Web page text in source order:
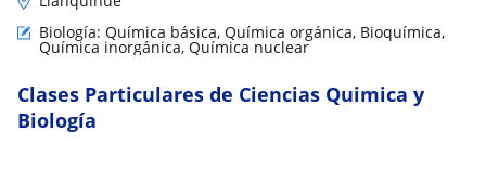
Biología: Química básica, Química orgánica, Bioquímica,
Química inorgánica, Química nuclear
Clases Particulares de Ciencias Quimica y
Biología